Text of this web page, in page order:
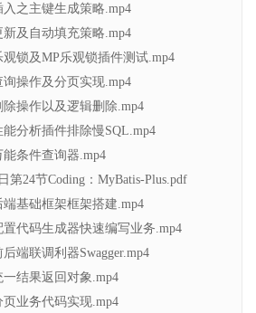
入之主键生成策略.mp4
新及自动填充策略.mp4
观锁及MP乐观锁插件测试.mp4
询操作及分页实现.mp4
除操作以及逻辑删除.mp4
能分析插件排除慢SQL.mp4
能条件查询器.mp4
第24节Coding：MyBatis-Plus.pdf
端基础框架框架搭建.mp4
置代码生成器快速编写业务.mp4
端联调利器Swagger.mp4
一结果返回对象.mp4
页业务代码实现.mp4